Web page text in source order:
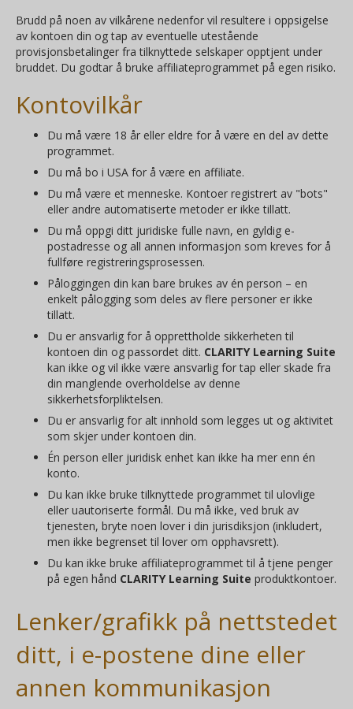
Brudd på noen av vilkårene nedenfor vil resultere i oppsigelse
av kontoen din og tap av eventuelle utestående
provisjonsbetalinger fra tilknyttede selskaper opptjent under
bruddet. Du godtar å bruke affiliateprogrammet på egen risiko.
Kontovilkår
Du må være 18 år eller eldre for å være en del av dette
programmet.
Du må bo i USA for å være en affiliate.
Du må være et menneske. Kontoer registrert av "bots"
eller andre automatiserte metoder er ikke tillatt.
Du må oppgi ditt juridiske fulle navn, en gyldig e-
postadresse og all annen informasjon som kreves for å
fullføre registreringsprosessen.
Påloggingen din kan bare brukes av én person – en
enkelt pålogging som deles av flere personer er ikke
tillatt.
Du er ansvarlig for å opprettholde sikkerheten til
kontoen din og passordet ditt. CLARITY Learning Suite
kan ikke og vil ikke være ansvarlig for tap eller skade fra
din manglende overholdelse av denne
sikkerhetsforpliktelsen.
Du er ansvarlig for alt innhold som legges ut og aktivitet
som skjer under kontoen din.
Én person eller juridisk enhet kan ikke ha mer enn én
konto.
Du kan ikke bruke tilknyttede programmet til ulovlige
eller uautoriserte formål. Du må ikke, ved bruk av
tjenesten, bryte noen lover i din jurisdiksjon (inkludert,
men ikke begrenset til lover om opphavsrett).
Du kan ikke bruke affiliateprogrammet til å tjene penger
på egen hånd CLARITY Learning Suite produktkontoer.
Lenker/grafikk på nettstedet
ditt, i e-postene dine eller
annen kommunikasjon